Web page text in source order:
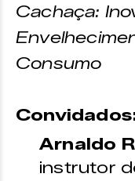
Cachaça:
Consumo
Arnaldo
instrutor